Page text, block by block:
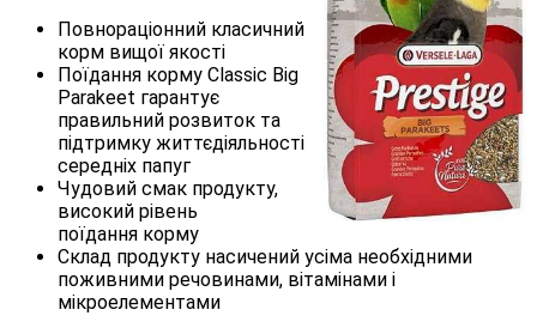
Повнораціонний класичний
корм вищої якості
Поїдання корму Classic Big
Parakeet гарантує
правильний розвиток та
підтримку життєдіяльності
середніх папуг
Чудовий смак продукту,
високий рівень
поїдання корму
Склад продукту насичений усіма необхідними
поживними речовинами, вітамінами і
мікроелементами